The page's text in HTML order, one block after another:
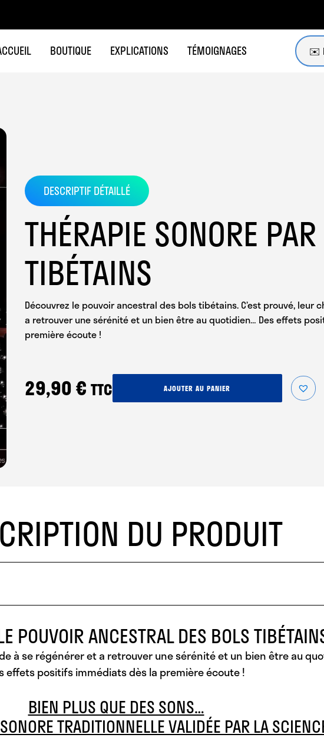
BOUTIQUE EXPLICATIONS TÉMOIGNAGES ✉️
DESCRIPTIF DÉTAILLÉ
THÉRAPIE SONORE
TIBÉTAINS
Découvrez le pouvoir ancestral des bols tibétains. C’est prouvé, leur
a retrouver une sérénité et un bien être au quotidien… Des effets
première écoute !
29,90€ TTCquantité
de
AJOUTER AU PANIER
DU PRODUIT
POUVOIR ANCESTRAL DES BOLS
àse régénéreret a retrouver une sérénitéetun bien être au
effets positifs immédiats dès la première écoute !
BIEN PLUS QUE DES SONS…
TRADITIONNELLE VALIDÉE PAR LA